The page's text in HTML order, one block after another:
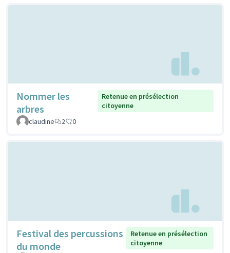
Nommer les
arbres
Retenue en présélection
citoyenne
claudine
2 0
Festival des percussions
du monde
Retenue en présélection
citoyenne